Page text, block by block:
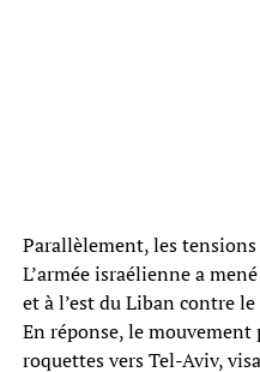
Parallèlement, les
L’armée israélienne a
et à l’est du Liban contre
En réponse, le
roquettes vers Tel-Aviv,